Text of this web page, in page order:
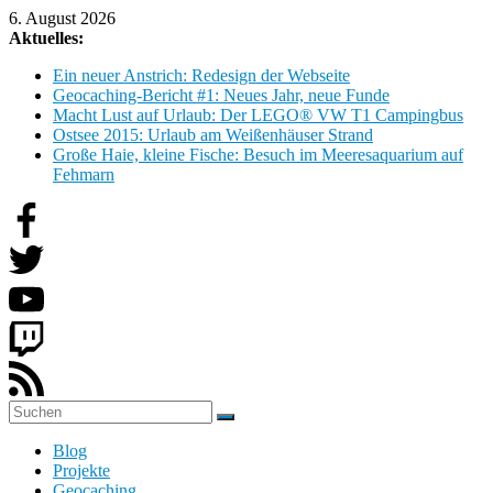
Zum
Inhalt
6. August 2026
Aktuelles:
Ein neuer Anstrich: Redesign der Webseite
Geocaching-Bericht #1: Neues Jahr, neue Funde
Macht Lust auf Urlaub: Der LEGO® VW T1 Campingbus
Ostsee 2015: Urlaub am Weißenhäuser Strand
Große Haie, kleine Fische: Besuch im Meeresaquarium auf
Fehmarn
H
Blog
Projekte